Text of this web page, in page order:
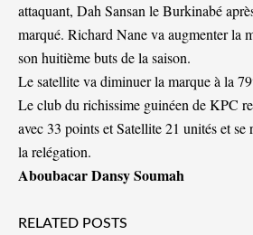
attaquant, Dah Sansan le Burkinabé
marqué. Richard Nane va augmenter la
son huitième buts de la saison.
Le satellite va diminuer la marque à la
Le club du richissime guinéen de KPC
avec 33 points et Satellite 21 unités et se
la relégation.
Aboubacar Dansy Soumah
RELATED POSTS